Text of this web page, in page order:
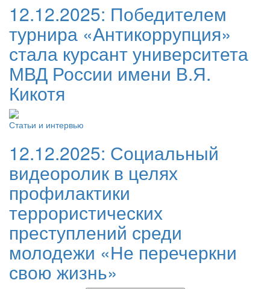
12.12.2025: Победителем
турнира «Антикоррупция»
стала курсант университета
МВД России имени В.Я.
Кикотя
Статьи и интервью
12.12.2025: Социальный
видеоролик в целях
профилактики
террористических
преступлений среди
молодежи «Не перечеркни
свою жизнь»